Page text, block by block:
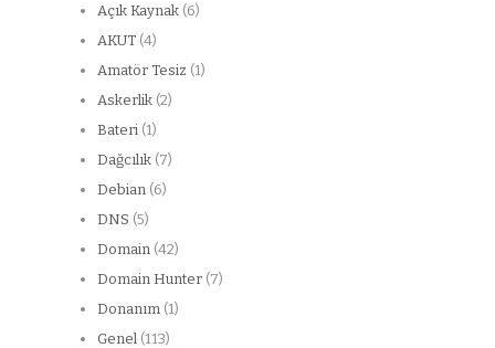
Açık Kaynak (6)
AKUT (4)
Amatör Tesiz (1)
Askerlik (2)
Bateri (1)
Dağcılık (7)
Debian (6)
DNS (5)
Domain (42)
Domain Hunter (7)
Donanım (1)
Genel (113)